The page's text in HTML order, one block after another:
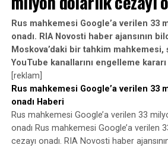
Rus mahkemesi Google’a verilen 33
onadı. RIA Novosti haber ajansının
Moskova’daki bir tahkim mahkemesi,
YouTube kanallarını engelleme kararı
[reklam]
Rus mahkemesi Google’a verilen 33
onadı Haberi
Rus mahkemesi Google’a verilen 33
onadı Rus mahkemesi Google’a verilen
cezayı onadı. RIA Novosti haber